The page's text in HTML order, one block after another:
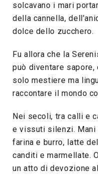
solcavano i mari
della cannella,
dolce dello zucchero.
Fu allora che la
può diventare sapore,
solo mestiere ma
raccontare il mondo
Nei secoli, tra calli e
e vissuti silenzi. Mani
farina e burro, latte
canditi e marmellate.
un atto di devozione